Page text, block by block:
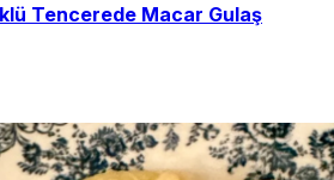
Tencerede Macar Gulaş